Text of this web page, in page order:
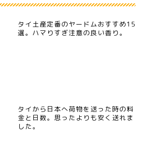
タイ土産定番のヤードムおすすめ15
選。ハマりすぎ注意の良い香り。
タイから日本へ荷物を送った時の料
金と日数。思ったよりも安く送れま
した。